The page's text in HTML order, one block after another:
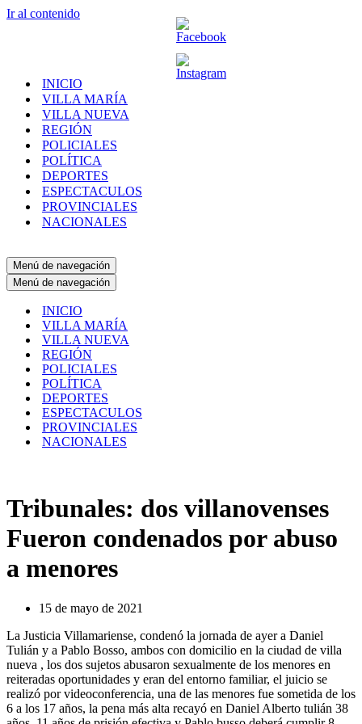
Ir al contenido
INICIO
VILLA MARÍA
VILLA NUEVA
REGIÓN
POLICIALES
POLÍTICA
DEPORTES
ESPECTACULOS
PROVINCIALES
NACIONALES
Menú de navegación
Menú de navegación
INICIO
VILLA MARÍA
VILLA NUEVA
REGIÓN
POLICIALES
POLÍTICA
DEPORTES
ESPECTACULOS
PROVINCIALES
NACIONALES
Tribunales: dos villanovenses
Fueron condenados por abuso
a menores
15 de mayo de 2021
La Justicia Villamariense, condenó la jornada de ayer a Daniel
Tulián y a Pablo Bosso, ambos con domicilio en la ciudad de villa
nueva , los dos sujetos abusaron sexualmente de los menores en
reiteradas oportunidades y eran del entorno familiar, el juicio se
realizó por videoconferencia, una de las menores fue sometida de los
6 a los 17 años, la pena más alta recayó en Daniel Alberto tulián 38